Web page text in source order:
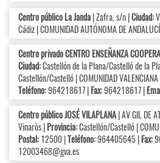
Centro público La Janda| Zafra, s/n |Ciudad:
Cádiz | COMUNIDAD AUTÓNOMA DE
Centro privado CENTRO ENSEÑANZA
Ciudad:Castellón de la Plana/Castelló de la
Castellón/Castelló | COMUNIDAD
Teléfono:964218617 |Fax:964218617 |
Centro público JOSÉ VILAPLANA| AV GIL DE
Vinaròs |Provincia:Castellón/Castelló |
Postal:12500 |Teléfono:964405645 |Fax:
12003468@gva.es